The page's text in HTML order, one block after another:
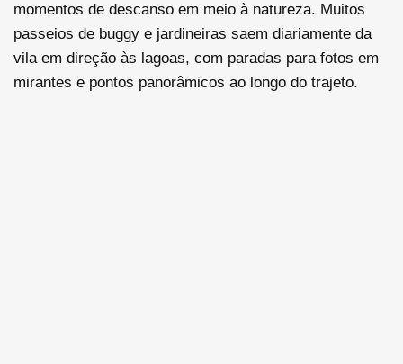
momentos de descanso em meio à natureza. Muitos
passeios de buggy e jardineiras saem diariamente da
vila em direção às lagoas, com paradas para fotos em
mirantes e pontos panorâmicos ao longo do trajeto.